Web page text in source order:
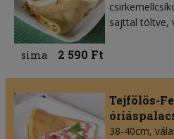
sajttal töltve,
sima 2 590 Ft
Tejfölös-
38-40cm,